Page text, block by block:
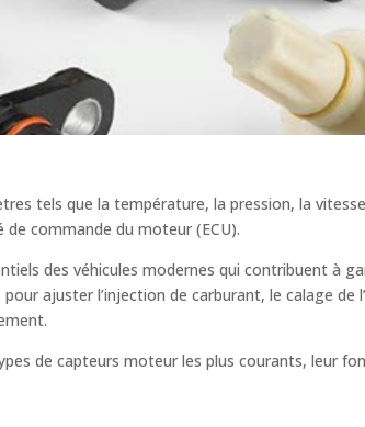
tels que la température, la pression, la
de commande du moteur (ECU).
des véhicules modernes qui contribuent à
ajuster l’injection de carburant, le calage
de capteurs moteur les plus courants, leur